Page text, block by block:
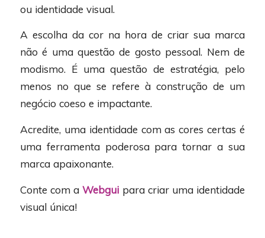
ou identidade visual.
A escolha da cor na hora de criar sua marca
não é uma questão de gosto pessoal. Nem de
modismo. É uma questão de estratégia, pelo
menos no que se refere à construção de um
negócio coeso e impactante.
Acredite, uma identidade com as cores certas é
uma ferramenta poderosa para tornar a sua
marca apaixonante.
Conte com aWebgui para criar uma identidade
visual única!